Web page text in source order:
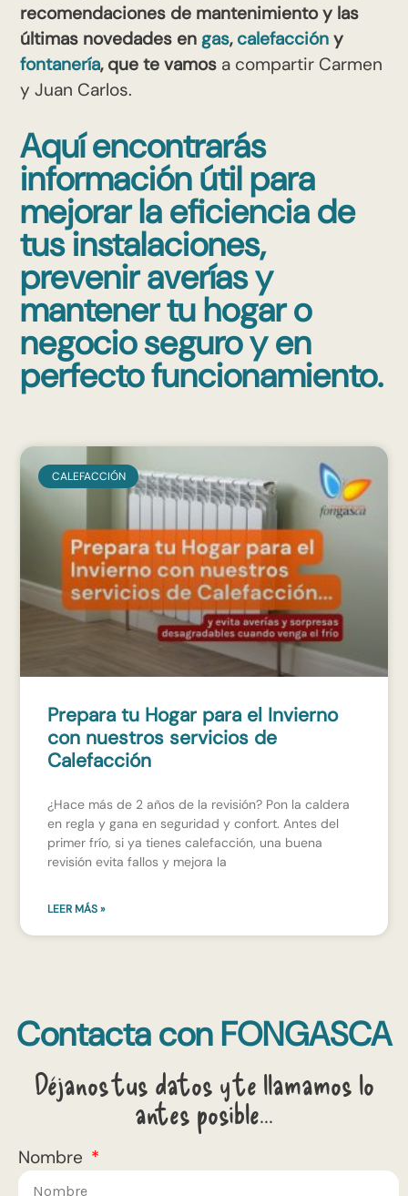
recomendaciones de mantenimiento y las
últimas novedades engas, calefacción y
fontanería, que te vamos a compartir Carmen
y Juan Carlos.
Aquí encontrarás
información útil para
mejorar la eficiencia de
tus instalaciones,
prevenir averías y
mantener tu hogar o
negocio seguro y en
perfecto funcionamiento.
CALEFACCIÓN
Prepara tu Hogar para el Invierno
con nuestros servicios de
Calefacción
¿Hace más de 2 años de la revisión? Pon la caldera
en regla y gana en seguridad y confort. Antes del
primer frío, si ya tienes calefacción, una buena
revisión evita fallos y mejora la
LEER MÁS »
Contacta con FONGASCA
Déjanos tus datos y te llamamos lo
antes posible...
Nombre